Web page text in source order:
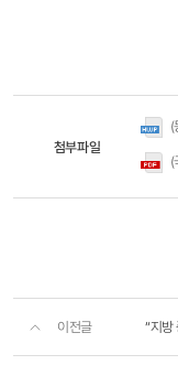
첨부파일
(
(
이전글 ​​“지방